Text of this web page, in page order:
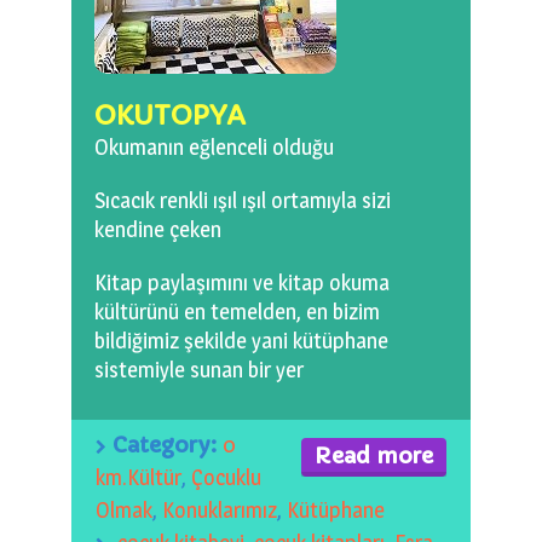
0 km.Bızdıklar Yazılarım
Filmlerimiz
Hadi Bize Yazın
OKUTOPYA
Okumanın eğlenceli olduğu
Sıcacık renkli ışıl ışıl ortamıyla sizi
kendine çeken
Kitap paylaşımını ve kitap okuma
kültürünü en temelden, en bizim
bildiğimiz şekilde yani kütüphane
sistemiyle sunan bir yer
Read more
Category: 0
km.Kültür, Çocuklu
Olmak, Konuklarımız, Kütüphane